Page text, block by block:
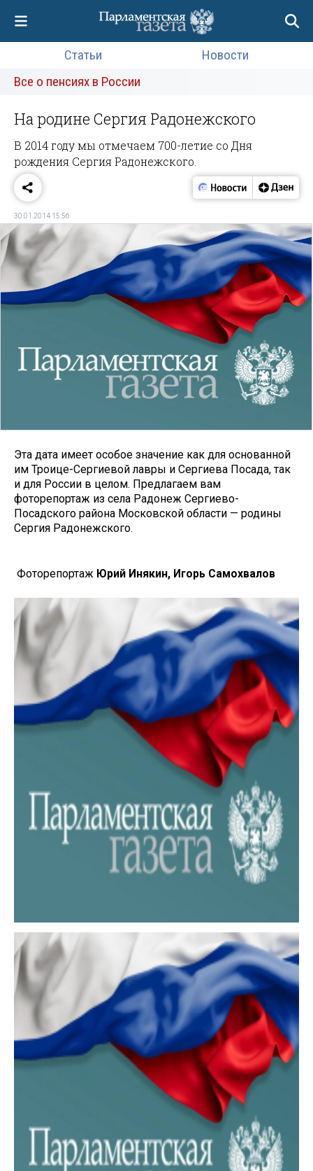
Статьи
Новости
Все о пенсиях в России
На родине Сергия Радонежского
В 2014 году мы отмечаем 700-летие со Дня
рождения Сергия Радонежского.
30.01.2014 15:56
Эта дата имеет особое значение как для основанной
им Троице-Сергиевой лавры и Сергиева Посада, так
и для России в целом. Предлагаем вам
фоторепортаж из села Радонеж Сергиево-
Посадского района Московской области — родины
Сергия Радонежского.
Фоторепортаж Юрий Инякин, Игорь Самохвалов